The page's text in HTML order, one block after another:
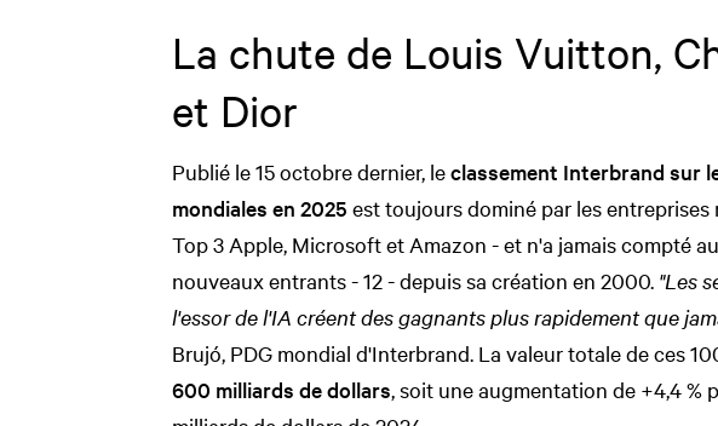
La chute de Louis Vuitton,
et Dior
Publié le 15 octobre dernier, leclassement Interbrand sur
mondiales en 2025 est toujours dominé par les entreprises
Top 3 Apple, Microsoft et Amazon - et n'a jamais compté
nouveaux entrants - 12 - depuis sa création en 2000. "Les
l'essor de l'IA créent des gagnants plus rapidement que
Brujó, PDG mondial d'Interbrand. La valeur totale de ces
600 milliards de dollars , soit une augmentation de +4,4 %